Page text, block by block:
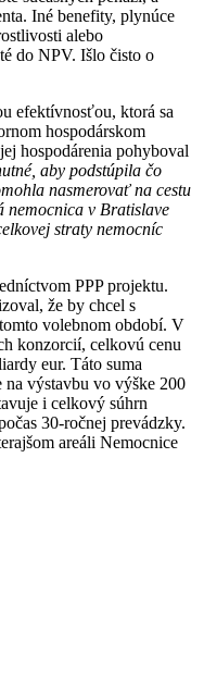
Iné benefity, plynúce
alebo
do NPV. Išlo čisto o
efektívnosťou, ktorá sa
hospodárskom
hospodárenia pohyboval
aby podstúpila čo
nasmerovať na cestu
nemocnica v Bratislave
straty nemocníc
PPP projektu.
že by chcel s
volebnom období. V
konzorcií, celkovú cenu
eur. Táto suma
na výstavbu vo výške 200
i celkový súhrn
30-ročnej prevádzky.
areáli Nemocnice